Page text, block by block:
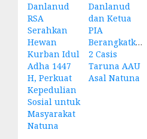
Danlanud
RSA
Serahkan
Hewan
Kurban Idul
Adha 1447
H, Perkuat
Kepedulian
Sosial untuk
Masyarakat
Natuna
Danlanud
dan Ketua
PIA
Berangkatkan
2 Casis
Taruna AAU
Asal Natuna